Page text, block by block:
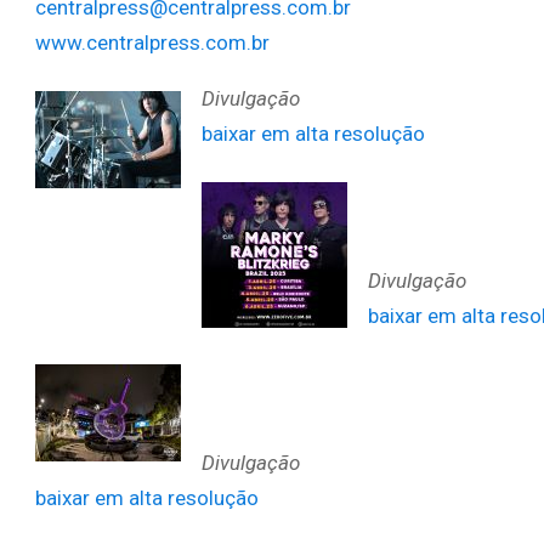
centralpress@centralpress.com.br
www.centralpress.com.br
Divulgação
baixar em alta resolução
Divulgação
baixar em alta
Divulgação
baixar em alta resolução